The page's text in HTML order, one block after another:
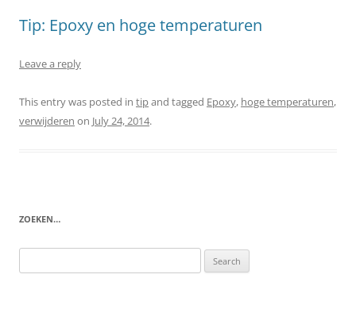
Tip: Epoxy en hoge temperaturen
Leave a reply
This entry was posted in tipand tagged Epoxy, hoge temperaturen,
verwijderen on July 24, 2014.
ZOEKEN…
for: